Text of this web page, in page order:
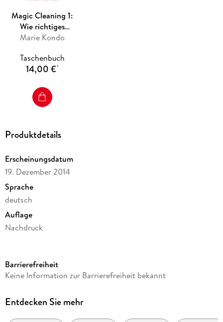
Magic Cleaning 1:
Wie richtiges
Aufräumen Ihr
Marie Kondo
Taschenbuch
14,00 €*
Produktdetails
Erscheinungsdatum
19. Dezember 2014
Sprache
deutsch
Auflage
Nachdruck
Reihe
Autor/Autorin
Barrierefreiheit
Keine Information zur Barrierefreiheit bekannt
Entdecken Sie mehr